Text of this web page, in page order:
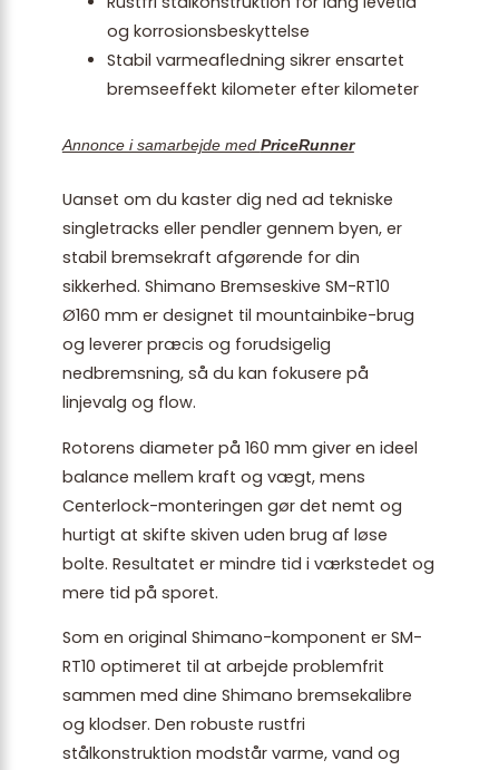
og korrosionsbeskyttelse
Stabil varmeafledning sikrer ensartet
bremseeffekt kilometer efter kilometer
Annonce i samarbejde med PriceRunner
Uanset om du kaster dig ned ad tekniske
singletracks eller pendler gennem byen, er
stabil bremsekraft afgørende for din
sikkerhed. Shimano Bremseskive SM-RT10
Ø160 mm er designet til mountainbike-brug
og leverer præcis og forudsigelig
nedbremsning, så du kan fokusere på
linjevalg og flow.
Rotorens diameter på 160 mm giver en ideel
balance mellem kraft og vægt, mens
Centerlock-monteringen gør det nemt og
hurtigt at skifte skiven uden brug af løse
bolte. Resultatet er mindre tid i værkstedet og
mere tid på sporet.
Som en original Shimano-komponent er SM-
RT10 optimeret til at arbejde problemfrit
sammen med dine Shimano bremsekalibre
og klodser. Den robuste rustfri
stålkonstruktion modstår varme, vand og